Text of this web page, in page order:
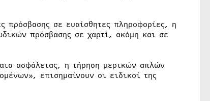
πρόσβασης σε ευαίσθητες πληροφορίες, η
πρόσβασης σε χαρτί, ακόμη και σε
ασφάλειας, η τήρηση μερικών απλών
επισημαίνουν οι ειδικοί της